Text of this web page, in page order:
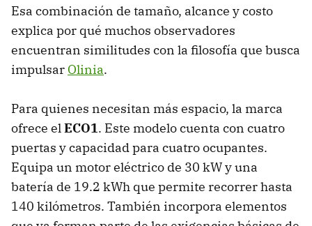
Esa combinación de tamaño, alcance y costo
explica por qué muchos observadores
encuentran similitudes con la filosofía que busca
impulsar Olinia.
Para quienes necesitan más espacio, la marca
ofrece elECO1. Este modelo cuenta con cuatro
puertas y capacidad para cuatro ocupantes.
Equipa un motor eléctrico de 30 kW y una
batería de 19.2 kWh que permite recorrer hasta
140 kilómetros. También incorpora elementos